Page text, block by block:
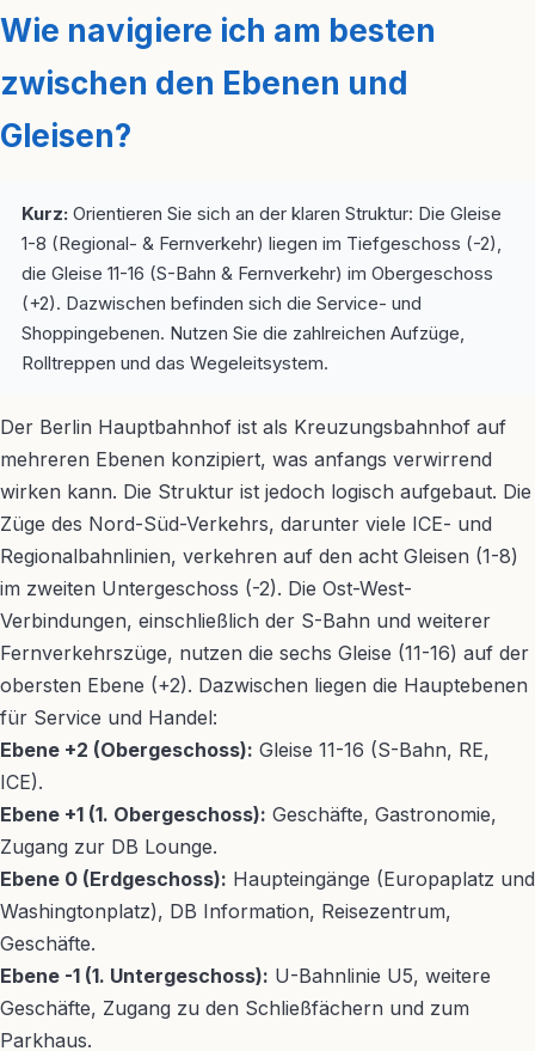
Wie navigiere ich am besten
zwischen den Ebenen und
Gleisen?
Kurz: Orientieren Sie sich an der klaren Struktur: Die Gleise
1-8 (Regional- & Fernverkehr) liegen im Tiefgeschoss (-2),
die Gleise 11-16 (S-Bahn & Fernverkehr) im Obergeschoss
(+2). Dazwischen befinden sich die Service- und
Shoppingebenen. Nutzen Sie die zahlreichen Aufzüge,
Rolltreppen und das Wegeleitsystem.
Der Berlin Hauptbahnhof ist als Kreuzungsbahnhof auf
mehreren Ebenen konzipiert, was anfangs verwirrend
wirken kann. Die Struktur ist jedoch logisch aufgebaut. Die
Züge des Nord-Süd-Verkehrs, darunter viele ICE- und
Regionalbahnlinien, verkehren auf den acht Gleisen (1-8)
im zweiten Untergeschoss (-2). Die Ost-West-
Verbindungen, einschließlich der S-Bahn und weiterer
Fernverkehrszüge, nutzen die sechs Gleise (11-16) auf der
obersten Ebene (+2). Dazwischen liegen die Hauptebenen
für Service und Handel:
Ebene +2 (Obergeschoss): Gleise 11-16 (S-Bahn, RE,
ICE).
Ebene +1 (1. Obergeschoss): Geschäfte, Gastronomie,
Zugang zur DB Lounge.
Ebene 0 (Erdgeschoss): Haupteingänge (Europaplatz und
Washingtonplatz), DB Information, Reisezentrum,
Geschäfte.
Ebene -1 (1. Untergeschoss): U-Bahnlinie U5, weitere
Geschäfte, Zugang zu den Schließfächern und zum
Parkhaus.